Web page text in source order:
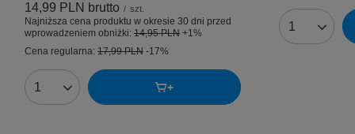
14,99 PLN brutto / szt.
Najniższa cena produktu w okresie 30 dni przed
wprowadzeniem obniżki: 14,95 PLN +1%
Cena regularna: 17,99 PLN -17%
Ilość produktów
Ilość